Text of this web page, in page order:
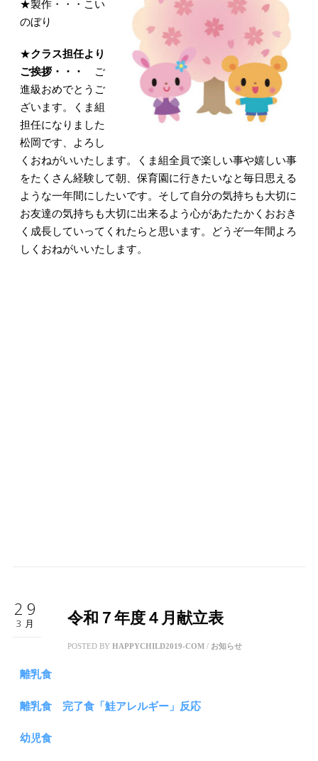
★製作・・・こい
のぼり
★クラス担任より
ご挨拶・・・
ご
進級おめでとうご
ざいます。くま組
担任になりました
松岡です、よろし
くおねがいいたします。くま組全員で楽しい事や嬉しい事
をたくさん経験して朝、保育園に行きたいなと毎日思える
ような一年間にしたいです。そして自分の気持ちも大切に
お友達の気持ちも大切に出来るよう心があたたかくおおき
く成長していってくれたらと思います。どうぞ一年間よろ
しくおねがいいたします。
29
3月 令和７年度４月献立表
POSTED BY HAPPYCHILD2019-COM/ お知らせ
離乳食
離乳食 完了食「鮭アレルギー」反応
幼児食